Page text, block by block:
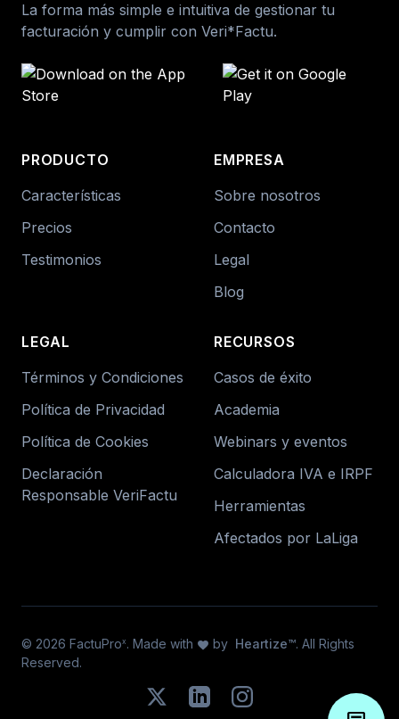
La forma más simple e intuitiva de gestionar tu
facturación y cumplir con Veri*Factu.
PRODUCTO
Características
Precios
Testimonios
EMPRESA
Sobre nosotros
Contacto
Legal
Blog
LEGAL
Términos y Condiciones
Política de Privacidad
Política de Cookies
Declaración
Responsable VeriFactu
RECURSOS
Casos de éxito
Academia
Webinars y eventos
Calculadora IVA e IRPF
Herramientas
Afectados por LaLiga
© 2026 FactuProx . Made with favorite by Heartize™. All Rights
Reserved.